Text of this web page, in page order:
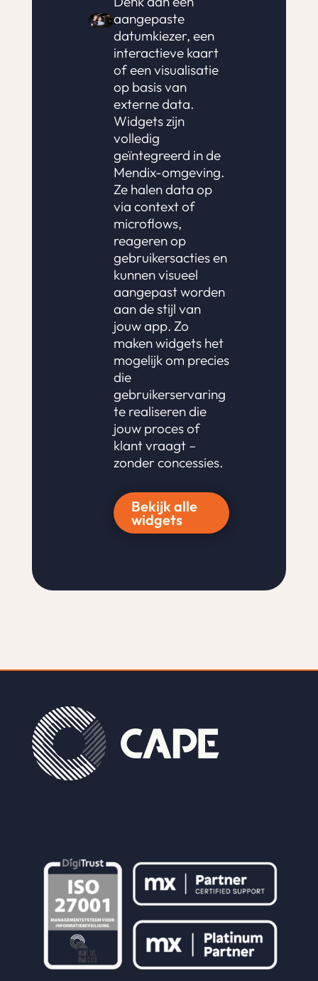
aangepaste
datumkiezer, een
interactieve kaart
of een visualisatie
op basis van
externe data.
Widgets zijn
volledig
geïntegreerd in de
Mendix-omgeving.
Ze halen data op
via context of
microflows,
reageren op
gebruikersacties en
kunnen visueel
aangepast worden
aan de stijl van
jouw app. Zo
maken widgets het
mogelijk om precies
die
gebruikerservaring
te realiseren die
jouw proces of
klant vraagt –
zonder concessies.
Bekijk alle
widgets